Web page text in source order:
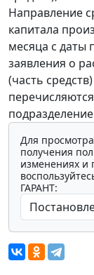
Направление
капитала
месяца с даты
заявления о
(часть
Для
получения
изменениях и
ГАРАНТ: